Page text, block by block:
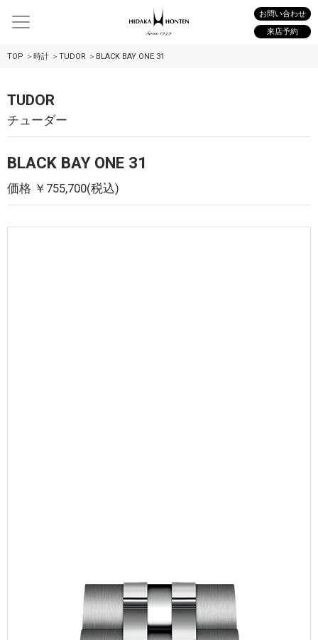
お問い合わせ
来店予約
TOP 時計 TUDOR BLACK BAY ONE 31
TUDOR
チューダー
BLACK BAY ONE 31
価格 ￥755,700(税込)